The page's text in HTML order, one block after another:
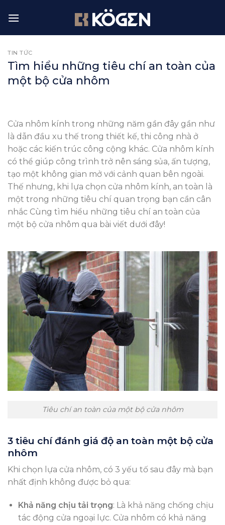
TIN TỨC
Tìm hiểu những tiêu chí an toàn của
một bộ cửa nhôm
Cửa nhôm kính trong những năm gần đây gần như
là dẫn đầu xu thế trong thiết kế, thi công nhà ở
hoặc các kiến trúc công cộng khác. Cửa nhôm kính
có thể giúp công trình trở nên sáng sủa, ấn tượng,
tạo một không gian mở với cảnh quan bên ngoài.
Thế nhưng, khi lựa chọn cửa nhôm kính, an toàn là
một trong những tiêu chí quan trọng bạn cần cân
nhắc Cùng tìm hiểu những tiêu chí an toàn của
một bộ cửa nhôm qua bài viết dưới đây!
Tiêu chí an toàn của một bộ cửa nhôm
3 tiêu chí đánh giá độ an toàn một bộ cửa
nhôm
Khi chọn lựa cửa nhôm, có 3 yếu tố sau đây mà bạn
nhất định không được bỏ qua:
Khả năng chịu tải trọng: Là khả năng chống chịu
tác động cửa ngoại lực. Cửa nhôm có khả năng